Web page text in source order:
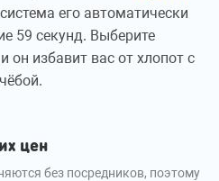
его автоматически
59 секунд. Выберите
он избавит вас от хлопот с
цен
без посредников, поэтому